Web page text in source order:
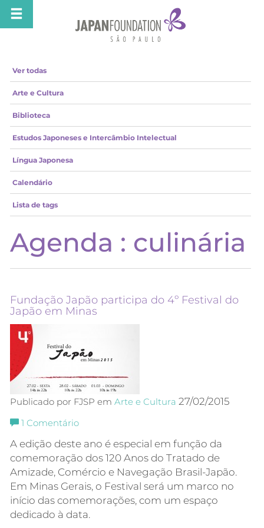
Ver todas
Arte e Cultura
Biblioteca
Estudos Japoneses e Intercâmbio Intelectual
Língua Japonesa
Calendário
Lista de tags
Agenda : culinária
Fundação Japão participa do 4º Festival do
Japão em Minas
Publicado por FJSP em Arte e Cultura 27/02/2015
1 Comentário
A edição deste ano é especial em função da
comemoração dos 120 Anos do Tratado de
Amizade, Comércio e Navegação Brasil-Japão.
Em Minas Gerais, o Festival será um marco no
início das comemorações, com um espaço
dedicado à data.